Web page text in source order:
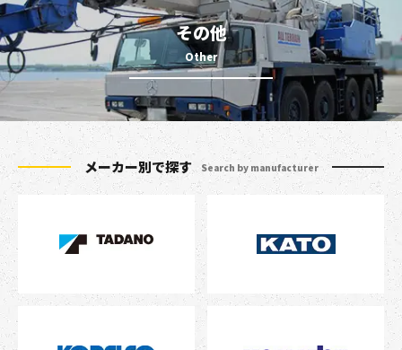
その他
メーカー別で探す Search by manufacturer